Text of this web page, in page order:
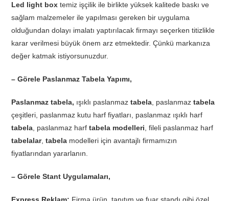
Led light box temiz işçilik ile birlikte yüksek kalitede baskı ve
sağlam malzemeler ile yapılması gereken bir uygulama
olduğundan dolayı imalatı yaptırılacak firmayı seçerken titizlikle
karar verilmesi büyük önem arz etmektedir. Çünkü markanıza
değer katmak istiyorsunuzdur.
– Görele Paslanmaz Tabela Yapımı,
Paslanmaz tabela, ışıklı paslanmaztabela , paslanmaztabela
çeşitleri, paslanmaz kutu harf fiyatları, paslanmaz ışıklı harf
tabela , paslanmaz harftabela modelleri , fileli paslanmaz harf
tabelalar,tabela modelleri için avantajlı firmamızın
fiyatlarından yararlanın.
– Görele Stant Uygulamaları,